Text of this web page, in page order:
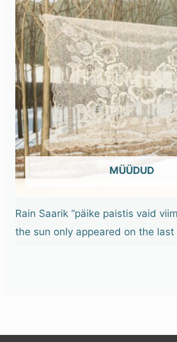
OUT OF STOCK
Rain Saarik “päike paistis vaid
the sun only appeared on the last